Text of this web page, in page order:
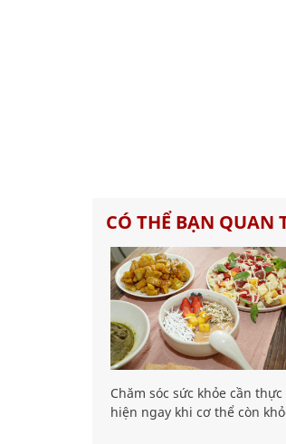
CÓ THỂ BẠN QUAN
Chăm sóc sức khỏe cần thực
hiện ngay khi cơ thể còn